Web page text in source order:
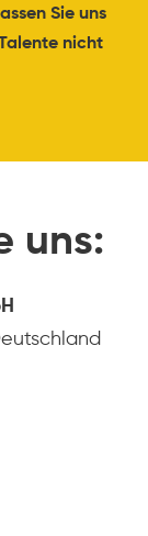
Sie uns
nicht
uns: